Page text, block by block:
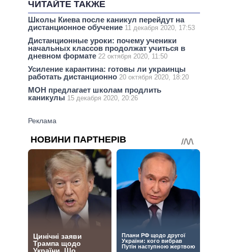
ЧИТАЙТЕ ТАКЖЕ
Школы Киева после каникул перейдут на
дистанционное обучение 11 декабря 2020, 17:53
Дистанционные уроки: почему ученики
начальных классов продолжат учиться в
дневном формате 22 октября 2020, 11:50
Усиление карантина: готовы ли украинцы
работать дистанционно 20 октября 2020, 18:20
МОН предлагает школам продлить
каникулы 15 декабря 2020, 20:26